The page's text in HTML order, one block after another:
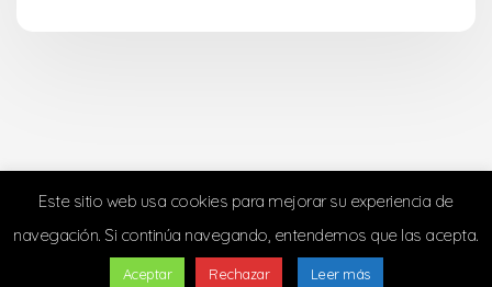
Este sitio web usa cookies para mejorar su experiencia de
navegación. Si continúa navegando, entendemos que las acepta.
Aceptar Rechazar Leer más